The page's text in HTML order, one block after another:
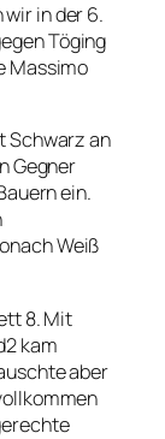
in der 6.
Töging
Massimo
Schwarz an
Gegner
ein.
Weiß
8. Mit
kam
aber